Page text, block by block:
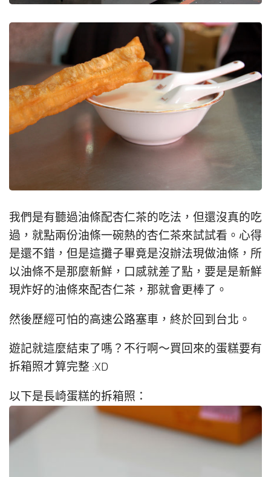
我們是有聽過油條配杏仁茶的吃法，但還沒真的吃
過，就點兩份油條一碗熱的杏仁茶來試試看。心得
是還不錯，但是這攤子畢竟是沒辦法現做油條，所
以油條不是那麼新鮮，口感就差了點，要是是新鮮
現炸好的油條來配杏仁茶，那就會更棒了。
然後歷經可怕的高速公路塞車，終於回到台北。
遊記就這麼結束了嗎？不行啊～買回來的蛋糕要有
拆箱照才算完整 :XD
以下是長崎蛋糕的拆箱照：